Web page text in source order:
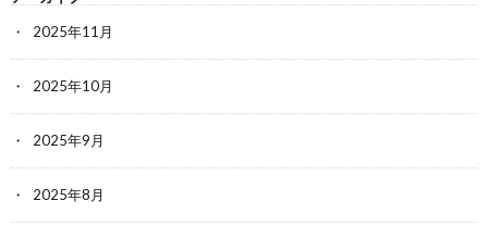
2025年11月
2025年10月
2025年9月
2025年8月